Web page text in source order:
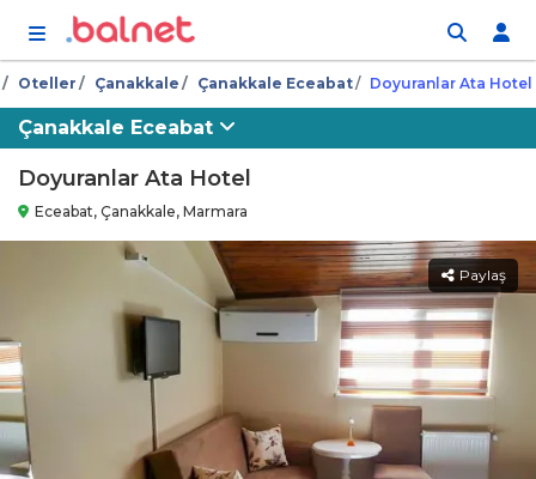
Oteller Çanakkale Çanakkale Eceabat Doyuranlar Ata Hotel
Çanakkale Eceabat
Doyuranlar Ata Hotel
Eceabat, Çanakkale, Marmara
Paylaş